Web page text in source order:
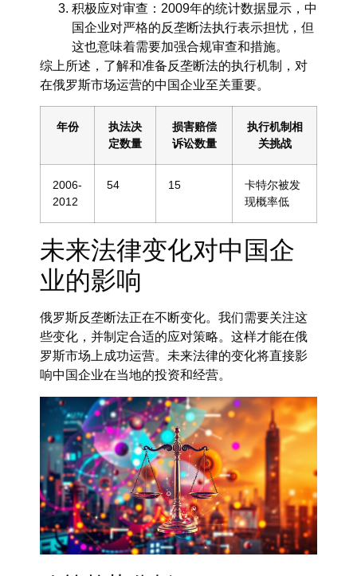
积极应对审查：2009年的统计数据显示，中
国企业对严格的反垄断法执行表示担忧，但
这也意味着需要加强合规审查和措施。
综上所述，了解和准备反垄断法的执行机制，对
在俄罗斯市场运营的中国企业至关重要。
年份
执法决
定数量
损害赔偿
诉讼数量
执行机制相
关挑战
2006-
2012
54 15
卡特尔被发
现概率低
未来法律变化对中国企
业的影响
俄罗斯反垄断法正在不断变化。我们需要关注这
些变化，并制定合适的应对策略。这样才能在俄
罗斯市场上成功运营。未来法律的变化将直接影
响中国企业在当地的投资和经营。